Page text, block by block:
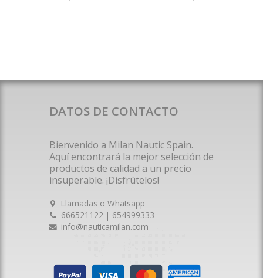
DATOS DE CONTACTO
Bienvenido a Milan Nautic Spain.
Aquí encontrará la mejor selección de
productos de calidad a un precio
insuperable. ¡Disfrútelos!
Llamadas o Whatsapp
666521122 | 654999333
info@nauticamilan.com